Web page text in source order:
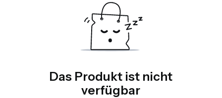
Das Produkt ist nicht
verfügbar